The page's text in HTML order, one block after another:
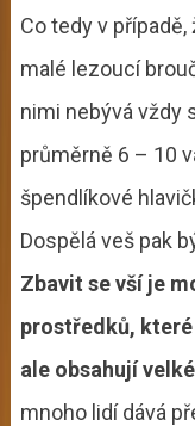
Co tedy v
malé lezoucí
nimi nebývá vždy
průměrně 6 – 10
špendlíkové
Dospělá veš pak
Zbavit se vší je
prostředků,
ale obsahují
mnoho lidí dává